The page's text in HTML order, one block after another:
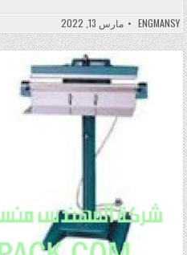
ENGMANSY مارس 13, 2022
Posted in